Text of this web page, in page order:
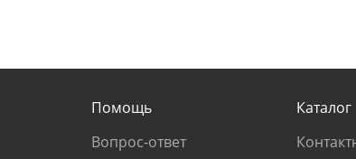
Помощь
Вопрос-ответ
Каталог